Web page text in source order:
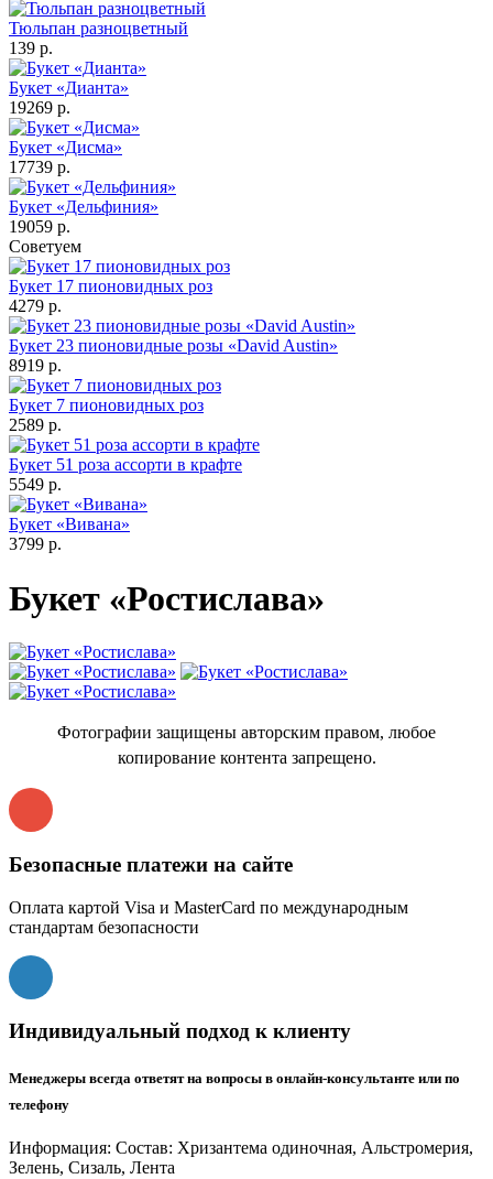
Тюльпан разноцветный
139 р.
Букет «Дианта»
19269 р.
Букет «Дисма»
17739 р.
Букет «Дельфиния»
19059 р.
Советуем
Букет 17 пионовидных роз
4279 р.
Букет 23 пионовидные розы «David Austin»
8919 р.
Букет 7 пионовидных роз
2589 р.
Букет 51 роза ассорти в крафте
5549 р.
Букет «Вивана»
3799 р.
Букет «Ростислава»
Фотографии защищены авторским правом, любое
копирование контента запрещено.
Безопасные платежи на сайте
Оплата картой Visa и MasterCard по международным
стандартам безопасности
Индивидуальный подход к клиенту
Менеджеры всегда ответят на вопросы в онлайн-консультанте или по
телефону
Информация: Состав: Хризантема одиночная, Альстромерия,
Зелень, Сизаль, Лента